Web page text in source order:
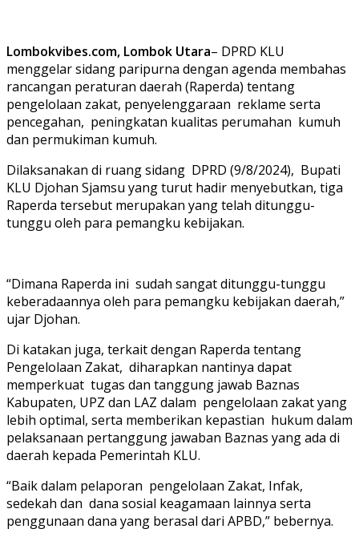
Lombokvibes.com, Lombok Utara– DPRD KLU
menggelar sidang paripurna dengan agenda membahas
rancangan peraturan daerah (Raperda) tentang
pengelolaan zakat, penyelenggaraan reklame serta
pencegahan, peningkatan kualitas perumahan kumuh
dan permukiman kumuh.
Dilaksanakan di ruang sidang DPRD (9/8/2024), Bupati
KLU Djohan Sjamsu yang turut hadir menyebutkan, tiga
Raperda tersebut merupakan yang telah ditunggu-
tunggu oleh para pemangku kebijakan.
“Dimana Raperda ini sudah sangat ditunggu-tunggu
keberadaannya oleh para pemangku kebijakan daerah,”
ujar Djohan.
Di katakan juga, terkait dengan Raperda tentang
Pengelolaan Zakat, diharapkan nantinya dapat
memperkuat tugas dan tanggung jawab Baznas
Kabupaten, UPZ dan LAZ dalam pengelolaan zakat yang
lebih optimal, serta memberikan kepastian hukum dalam
pelaksanaan pertanggung jawaban Baznas yang ada di
daerah kepada Pemerintah KLU.
“Baik dalam pelaporan pengelolaan Zakat, Infak,
sedekah dan dana sosial keagamaan lainnya serta
penggunaan dana yang berasal dari APBD,” bebernya.